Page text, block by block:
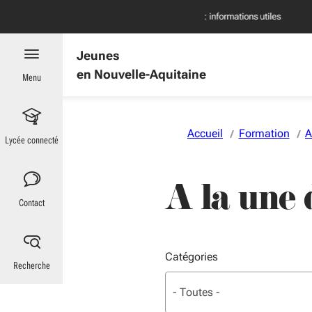
Jeunes
en Nouvelle-Aquitaine
Menu
Lycée connecté
Contact
Recherche
Accueil Formation
A la une
Catégories
- Toutes -